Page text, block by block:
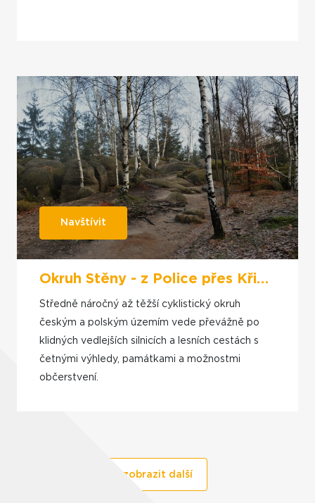
Navštívit
Okruh Stěny - z Police přes Křinice, Radków a Stolové hory
Středně náročný až těžší cyklistický okruh
českým a polským územím vede převážně po
klidných vedlejších silnicích a lesních cestách s
četnými výhledy, památkami a možnostmi
občerstvení.
zobrazit další